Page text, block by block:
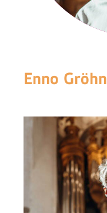
Enno Gröhn